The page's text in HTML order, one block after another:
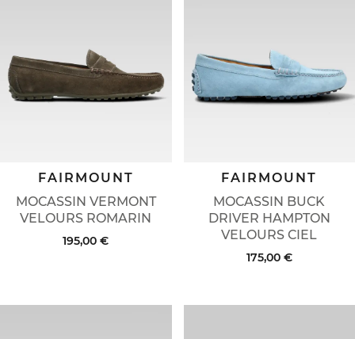
MOCASSIN VERMONT
VELOURS ROMARIN
FAIRMOUNT
195,00 €
MOCASSIN BUCK
DRIVER HAMPTON
VELOURS CIEL
FAIRMOUNT
175,00 €